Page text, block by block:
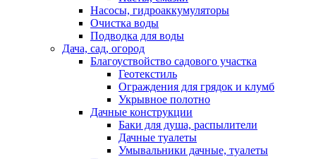
Насосы, гидроаккумуляторы
Очистка воды
Подводка для воды
Дача, сад, огород
Благоуствойство садового участка
Геотекстиль
Ограждения для грядок и клумб
Укрывное полотно
Дачные конструкции
Баки для душа, распылители
Дачные туалеты
Умывальники дачные, туалеты